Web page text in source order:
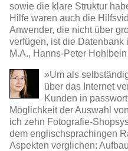
sowie die klare Struktur
Hilfe waren auch die
Anwender, die nicht über
verfügen, ist die
M.A., Hanns-Peter
»Um als
über das Internet
Kunden in
Möglichkeit der Auswahl
ich zehn Fotografie-
dem englischsprachingen
Aspekten verglichen: